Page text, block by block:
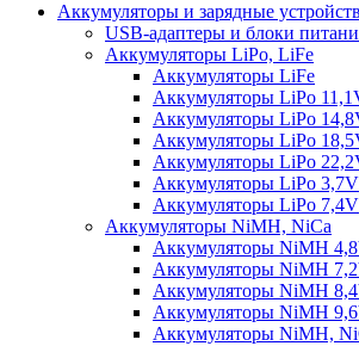
Аккумуляторы и зарядные
USB-адаптеры и блоки
Аккумуляторы LiPo, LiFe
Аккумуляторы LiFe
Аккумуляторы LiPo
Аккумуляторы LiPo
Аккумуляторы LiPo
Аккумуляторы LiPo
Аккумуляторы LiPo 3,7V
Аккумуляторы LiPo 7,4V
Аккумуляторы NiMH, NiCa
Аккумуляторы NiMH
Аккумуляторы NiMH
Аккумуляторы NiMH
Аккумуляторы NiMH
Аккумуляторы NiMH,